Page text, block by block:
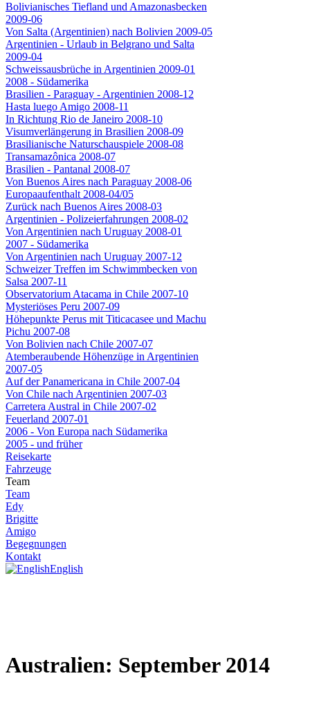
Bolivianisches Tiefland und Amazonasbecken
2009-06
Von Salta (Argentinien) nach Bolivien 2009-05
Argentinien - Urlaub in Belgrano und Salta
2009-04
Schweissausbrüche in Argentinien 2009-01
2008 - Südamerika
Brasilien - Paraguay - Argentinien 2008-12
Hasta luego Amigo 2008-11
In Richtung Rio de Janeiro 2008-10
Visumverlängerung in Brasilien 2008-09
Brasilianische Naturschauspiele 2008-08
Transamazônica 2008-07
Brasilien - Pantanal 2008-07
Von Buenos Aires nach Paraguay 2008-06
Europaaufenthalt 2008-04/05
Zurück nach Buenos Aires 2008-03
Argentinien - Polizeierfahrungen 2008-02
Von Argentinien nach Uruguay 2008-01
2007 - Südamerika
Von Argentinien nach Uruguay 2007-12
Schweizer Treffen im Schwimmbecken von
Salsa 2007-11
Observatorium Atacama in Chile 2007-10
Mysteriöses Peru 2007-09
Höhepunkte Perus mit Titicacasee und Machu
Pichu 2007-08
Von Bolivien nach Chile 2007-07
Atemberaubende Höhenzüge in Argentinien
2007-05
Auf der Panamericana in Chile 2007-04
Von Chile nach Argentinien 2007-03
Carretera Austral in Chile 2007-02
Feuerland 2007-01
2006 - Von Europa nach Südamerika
2005 - und früher
Reisekarte
Fahrzeuge
Team
Team
Edy
Brigitte
Amigo
Begegnungen
Kontakt
English
Australien: September 2014